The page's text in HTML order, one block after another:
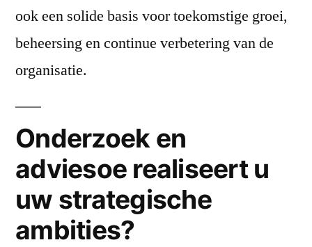
ook een solide basis voor toekomstige groei,
beheersing en continue verbetering van de
organisatie.
Onderzoek en
adviesoe realiseert u
uw strategische
ambities?